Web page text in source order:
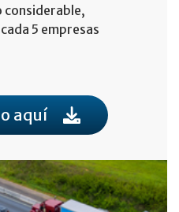
considerable,
5 empresas
aquí